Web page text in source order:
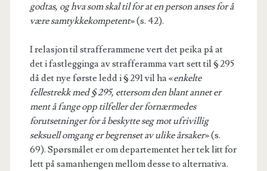
godtas, og hva som skal til for at en person anses for å
være samtykkekompetent» (s. 42).
I relasjon til strafferammene vert det peika på at
det i fastlegginga av strafferamma vart sett til § 295
då det nye første ledd i § 291 vil ha «enkelte
fellestrekk med § 295, ettersom den blant annet er
ment å fange opp tilfeller der fornærmedes
forutsetninger for å beskytte seg mot ufrivillig
seksuell omgang er begrenset av ulike årsaker» (s.
69). Spørsmålet er om departementet her tek litt for
lett på samanhengen mellom desse to alternativa.